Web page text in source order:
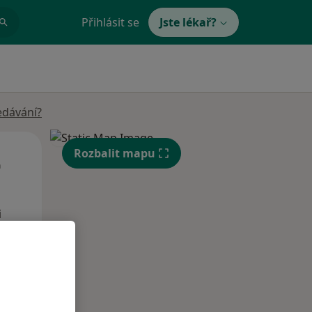
Přihlásit se Jste lékař?
St Čt
13 Srpen
Rozbalit mapu